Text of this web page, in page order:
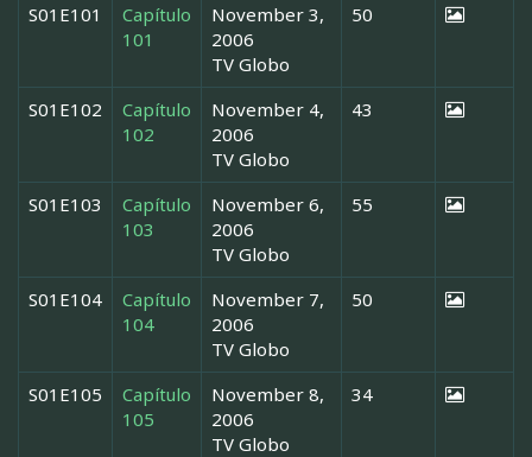
S01E101
Capítulo
101
November 3,
2006
TV Globo
50
S01E102
Capítulo
102
November 4,
2006
TV Globo
43
S01E103
Capítulo
103
November 6,
2006
TV Globo
55
S01E104
Capítulo
104
November 7,
2006
TV Globo
50
S01E105
Capítulo
105
November 8,
2006
TV Globo
34